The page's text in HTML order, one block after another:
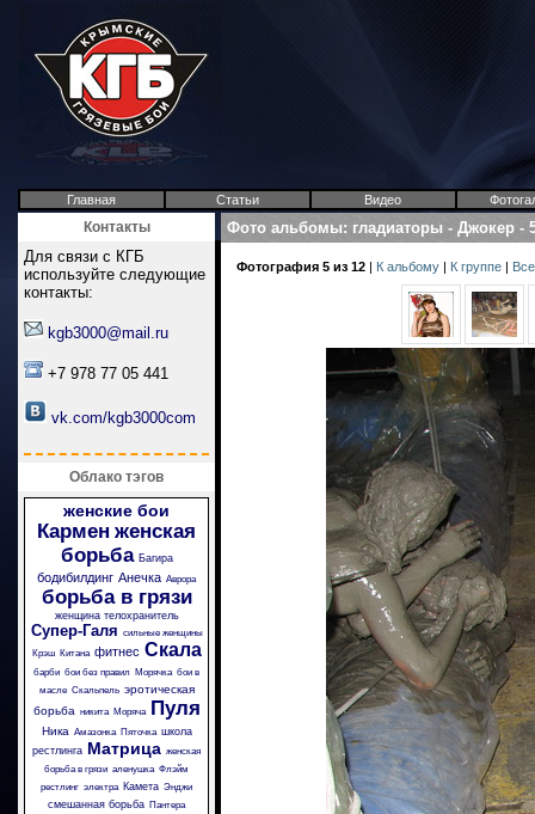
Главная Статьи Видео
Контакты
Для связи с КГБ
используйте следующие
контакты:
kgb3000@mail.ru
+7 978 77 05 441
vk.com/kgb3000com
Облако тэгов
женские бои
Кармен женская
борьба Багира
бодибилдинг Анечка Аврора
борьба в грязи
женщина телохранитель
Супер-Галя сильные женщины
Крэш
Китана фитнес Скала
барби бои без правил Морячка бои в
масле Скальпель эротическая
борьба никита Моряча Пуля
Ника Амазонка Пяточка школа
рестлинга Матрица женская
борьба в грязи аленушка Флэйм
рестлинг электра Камета Энджи
смешанная борьба Пантера
Фото альбомы: гладиаторы - Джокер -
Фотография 5 из 12 | К альбому | К группе |